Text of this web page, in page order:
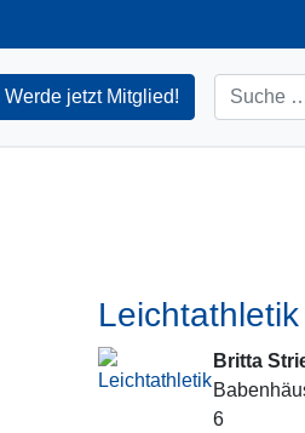
Werde jetzt Mitglied! Suchen
Leichtathletik
Britta
6